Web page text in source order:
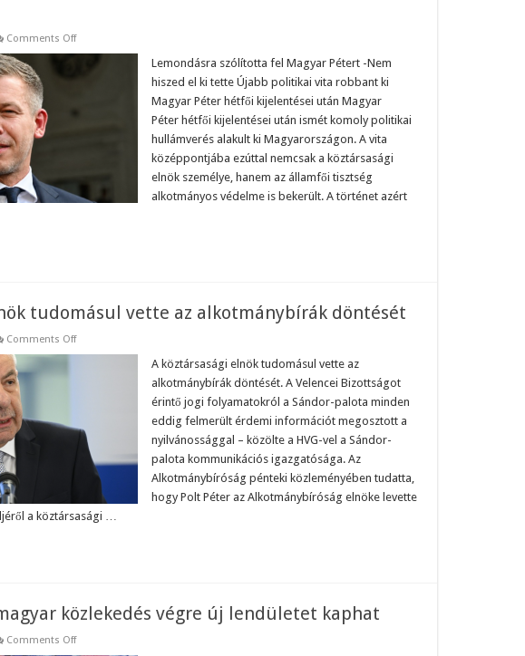
Comments Offon
–
súlyos
kritikát
Lemondásra szólította fel Magyar Pétert -Nem
hiszed el ki tette Újabb politikai vita robbant ki
Magyar Péter hétfői kijelentései után Magyar
Péter hétfői kijelentései után ismét komoly politikai
hullámverés alakult ki Magyarországon. A vita
középpontjába ezúttal nemcsak a köztársasági
elnök személye, hanem az államfői tisztség
alkotmányos védelme is bekerült. A történet azért
tudomásul vette az alkotmánybírák döntését
Comments Offon
döntését
A köztársasági elnök tudomásul vette az
alkotmánybírák döntését. A Velencei Bizottságot
érintő jogi folyamatokról a Sándor-palota minden
eddig felmerült érdemi információt megosztott a
nyilvánossággal – közölte a HVG-vel a Sándor-
palota kommunikációs igazgatósága. Az
Alkotmánybíróság pénteki közleményében tudatta,
hogy Polt Péter az Alkotmánybíróság elnöke levette
a köztársasági …
közlekedés végre új lendületet kaphat
Comments Offon